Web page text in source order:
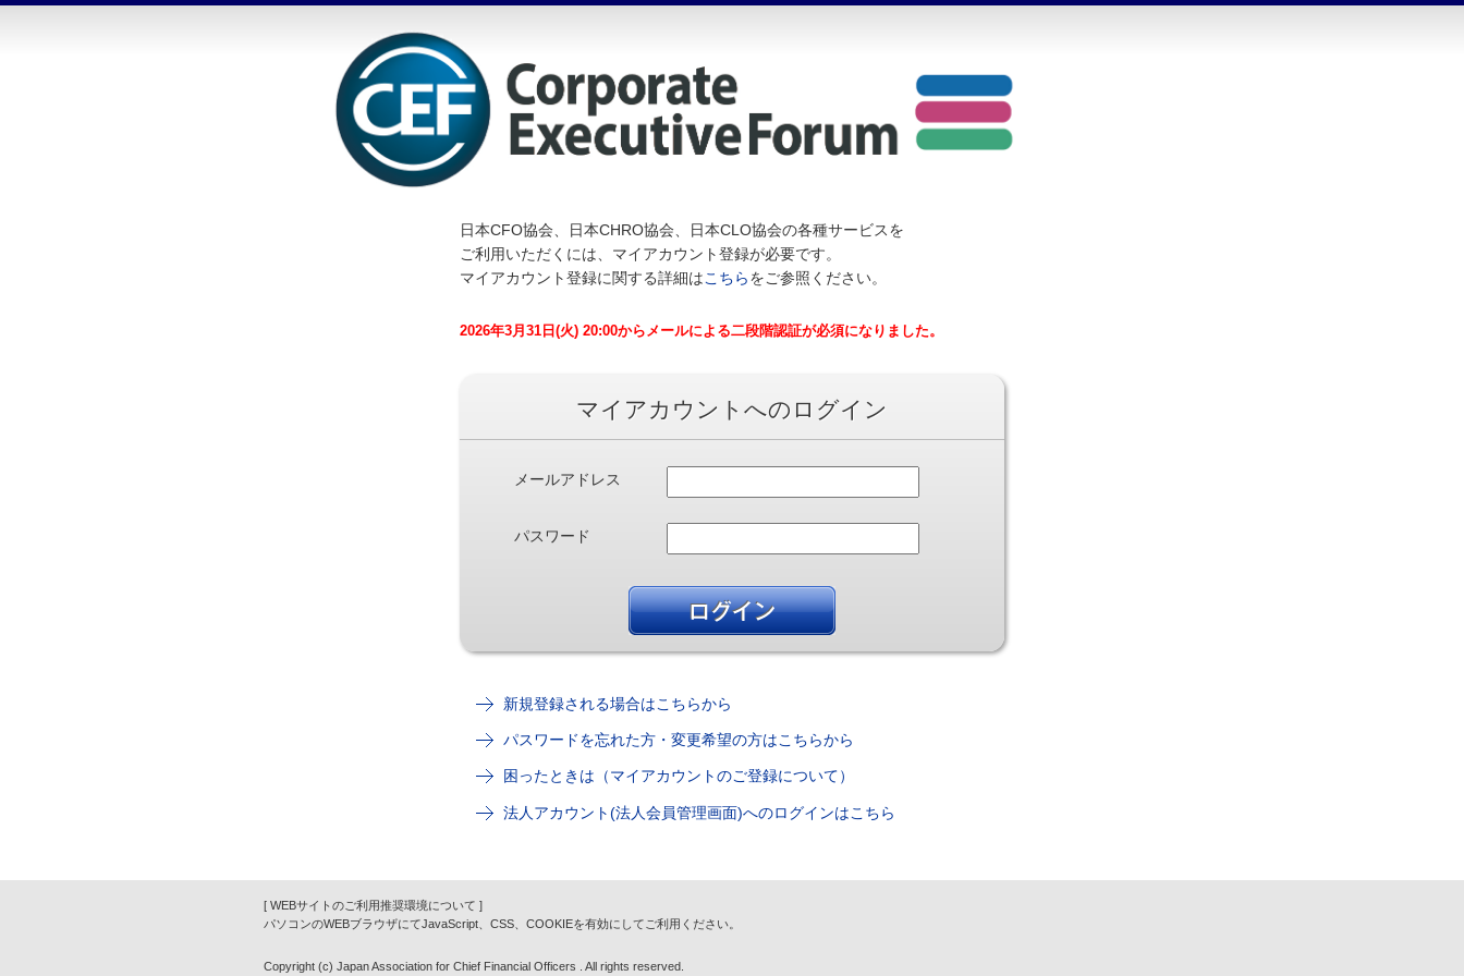
日本CFO協会、日本CHRO協会、日本CLO協会の各種サービスを
ご利用いただくには、マイアカウント登録が必要です。
マイアカウント登録に関する詳細はこちらをご参照ください。
2026年3月31日(火) 20:00からメールによる二段階認証が必須になりました。
マイアカウントへのログイン
メールアドレス
パスワード
新規登録される場合はこちらから
パスワードを忘れた方・変更希望の方はこちらから
困ったときは（マイアカウントのご登録について）
法人アカウント(法人会員管理画面)へのログインはこちら
[ WEBサイトのご利用推奨環境について ]
パソコンのWEBブラウザにてJavaScript、CSS、COOKIEを有効にしてご利用ください。
Copyright (c) Japan Association for Chief Financial Officers . All rights reserved.